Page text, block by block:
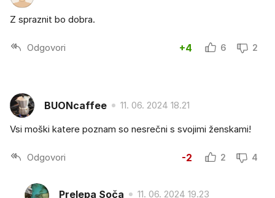
Z spraznit bo dobra.
Odgovori +4 6 2
BUONcaffee 11. 06. 2024 18.21
Vsi moški katere poznam so nesrečni s svojimi ženskami!
Odgovori -2 2 4
Prelepa Soča 11. 06. 2024 19.23